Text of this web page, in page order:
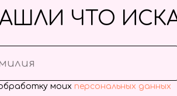
моих персональных данных
ЧТО